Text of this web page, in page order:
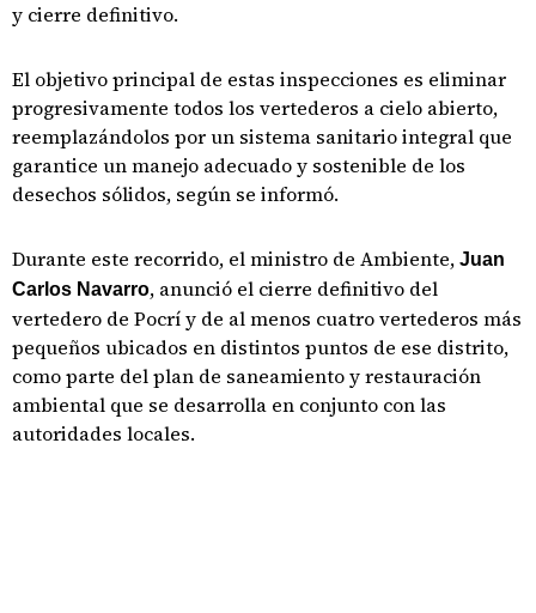
y cierre definitivo.
El objetivo principal de estas inspecciones es eliminar
progresivamente todos los vertederos a cielo abierto,
reemplazándolos por un sistema sanitario integral que
garantice un manejo adecuado y sostenible de los
desechos sólidos, según se informó.
Durante este recorrido, el ministro de Ambiente, Juan
Carlos Navarro, anunció el cierre definitivo del
vertedero de Pocrí y de al menos cuatro vertederos más
pequeños ubicados en distintos puntos de ese distrito,
como parte del plan de saneamiento y restauración
ambiental que se desarrolla en conjunto con las
autoridades locales.